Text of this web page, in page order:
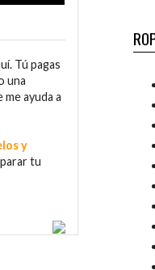
Tú pagas
una
ayuda a
y
tu